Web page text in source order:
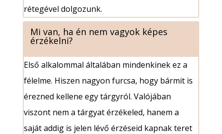
rétegével dolgozunk.
Mi van, ha én nem vagyok képes
érzékelni?
Első alkalommal általában mindenkinek ez a
félelme. Hiszen nagyon furcsa, hogy bármit is
érezned kellene egy tárgyról. Valójában
viszont nem a tárgyat érzékeled, hanem a
saját addig is jelen lévő érzéseid kapnak teret